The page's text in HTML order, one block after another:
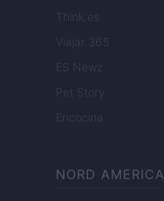
Think.es
Viajar 365
ES Newz
Pet Story
Encocina
NORD AMERICA